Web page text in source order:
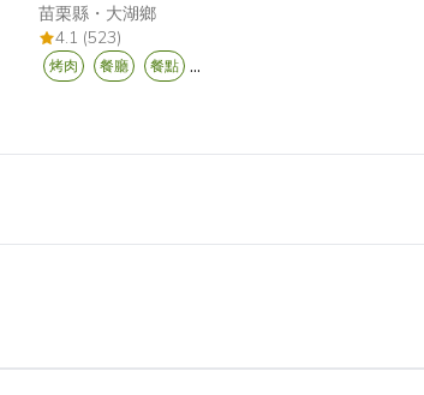
苗栗縣・ 大湖鄉
4.1 (523)
烤肉 餐廳 餐點 ...